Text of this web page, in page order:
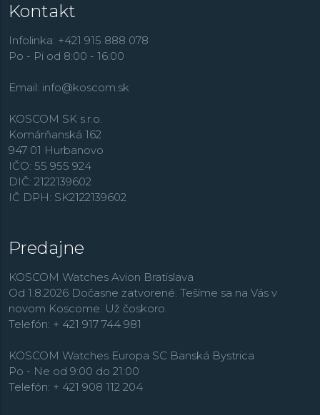
Kontakt
Infolinka: +421 915 888 078
Po - Pi od 8:00 - 16:00
Email: info@koscom.sk
KOSCOM SK s.r.o.
Komárňanská 162
947 01 Hurbanovo
IČO: 55 955 924
DIČ: 2122139602
IČ DPH: SK2122139602
Predajne
KOSCOM Watches Avion Bratislava
Od 1.8.2026 Dočasne zatvorené. Tešíme sa na Vás v
novom Koscome. Už čoskoro.
Telefón: + 421 917 744 981
KOSCOM Watches Europa SC Banská Bystrica
Po - Ne od 9:00 do 21:00
Telefón: + 421 908 112 204